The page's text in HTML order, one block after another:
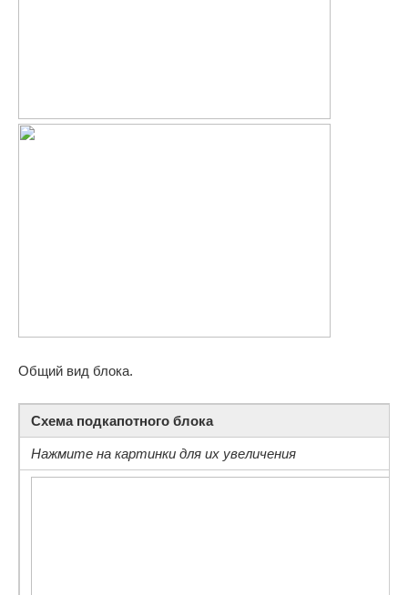
Общий вид блока.
Схема подкапотного блока
Нажмите на картинки для их увеличения